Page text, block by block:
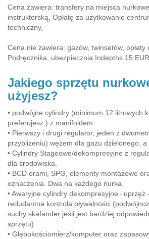
Cena zawiera: transfery na miejsca
instruktorską, Opłatę za użytkowanie
techniczny,
Cena nie zawiera: gazów, twinsetów, opłaty
Podręcznika, ubezpiecznia Indepths 15 EUR
Jakiego sprzętu
użyjesz?
• podwójne cylindry (minimum 12 litrowych
preferujesz ) z manifoldem
• Pierwszy i drugi regulator, jeden z
przybliżeniu) wężem dla gazu dzielonego, a
• Cylindry Stageowe/dekompresyjne z
dla środowiska.
• BCD orami, SPG, elementy montażowe
oznaczenia. Dwa na każdego nurka.
• Awaryjne cylindry dekompresyjne i uprzęż
redudantna kontrola pływalności
suchy skafander jeśli jest bardziej
sprzętu)
• Głębokościomierz/komputer oraz